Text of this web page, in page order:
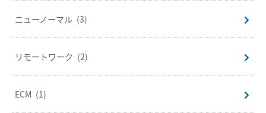
ニューノーマル (3)
リモートワーク (2)
ECM (1)